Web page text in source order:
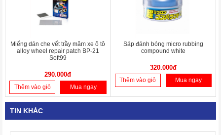
Miếng dán che vết trầy mâm xe ô tô
alloy wheel repair patch BP-21
Soft99
290.000đ
Thêm vào giỏ Mua ngay
Sáp đánh bóng micro rubbing
compound white
320.000đ
Thêm vào giỏ Mua ngay
TIN KHÁC